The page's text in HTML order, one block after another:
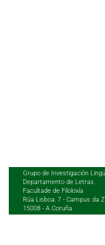
Grupo de Investigación
Departamento de Letras.
Facultade de Filoloxía
Rúa Lisboa, 7 - Campus da
15008 - A Coruña